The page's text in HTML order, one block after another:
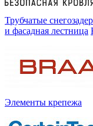
Трубчатые
и фасадная лестница
Элементы крепежа